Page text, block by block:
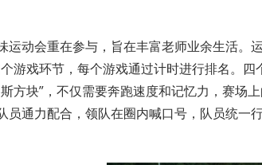
运动会重在参与，旨在丰富老师业余生活。
游戏环节，每个游戏通过计时进行排名。
方块”，不仅需要奔跑速度和记忆力，赛场
员通力配合，领队在圈内喊口号，队员统一